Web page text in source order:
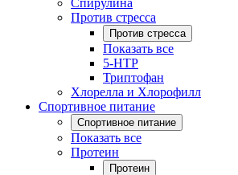
Против стресса
Против стресса
Показать все
5-HTP
Триптофан
Хлорелла и Хлорофилл
Спортивное питание
Спортивное питание
Показать все
Протеин
Протеин